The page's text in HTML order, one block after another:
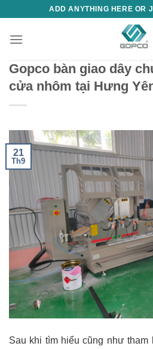
content
ADD ANYTHING HERE OR
Gopco bàn giao dây
cửa nhôm tại Hưng
21
Th9
Sau khi tìm hiểu cũng như tham